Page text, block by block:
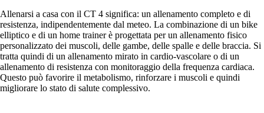
Allenarsi a casa con il CT 4 significa: un allenamento completo e di
resistenza, indipendentemente dal meteo. La combinazione di un bike
elliptico e di un home trainer è progettata per un allenamento fisico
personalizzato dei muscoli, delle gambe, delle spalle e delle braccia. Si
tratta quindi di un allenamento mirato in cardio-vascolare o di un
allenamento di resistenza con monitoraggio della frequenza cardiaca.
Questo può favorire il metabolismo, rinforzare i muscoli e quindi
migliorare lo stato di salute complessivo.